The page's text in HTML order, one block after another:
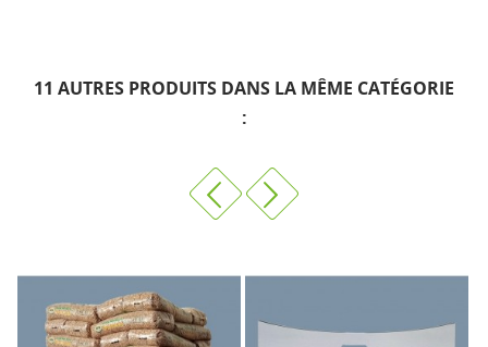
11 AUTRES PRODUITS DANS LA MÊME CATÉGORIE
: